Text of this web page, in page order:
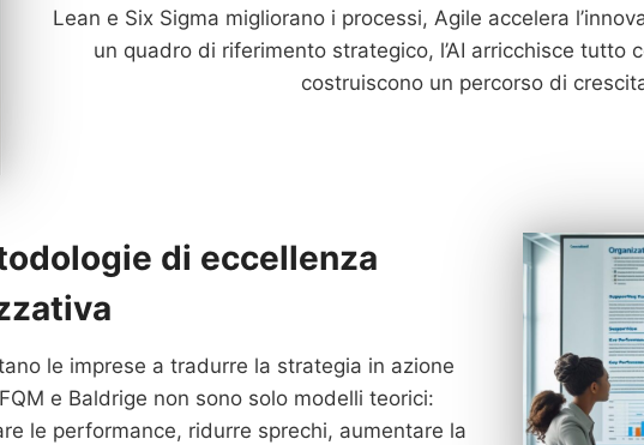
Lean e Six Sigma migliorano i processi, Agile accelera
un quadro di riferimento strategico, l’AI arricchisce tutto
costruiscono un percorso di
di eccellenza
le imprese a tradurre la strategia in azione
e Baldrige non sono solo modelli teorici:
le performance, ridurre sprechi, aumentare la